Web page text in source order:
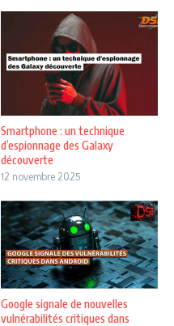
Smartphone : un technique
d’espionnage des Galaxy
découverte
12 novembre 2025
Google signale de nouvelles
vulnérabilités critiques dans